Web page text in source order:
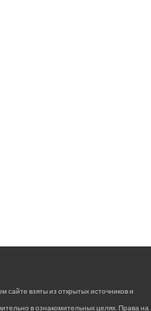
сайте взяты из открытых источников и
в ознакомительных целях. Права на